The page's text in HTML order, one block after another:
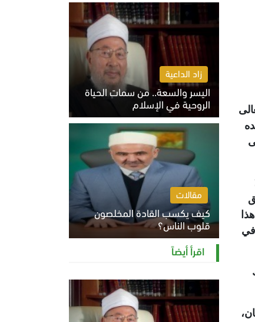
في
زاد الداعية
اليسر والسعة.. من سمات الحياة
الروحية في الإسلام
الثلاثاء 4 أغسطس 2026 12:56 م
مقالات
كيف يكسب القادة المخلصون
قلوب الناس؟
الثلاثاء 4 أغسطس 2026 12:27 م
اقرأ أيضاً